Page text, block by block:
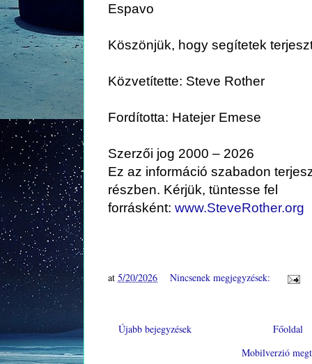
Espavo
Köszönjük, hogy segítetek
Közvetítette: Steve Rother
Fordította: Hatejer Emese
Szerzői jog 2000 – 2026
Ez az információ szabadon
részben. Kérjük, tüntesse fel
forrásként: www.SteveRother.org
at 5/20/2026 Nincsenek megjegyzések:
Újabb bejegyzések
Főoldal
Mobilverzió